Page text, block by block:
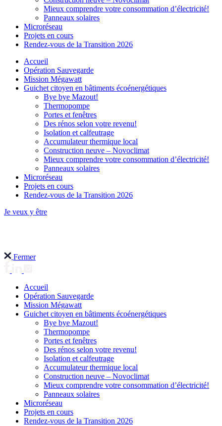
Mieux comprendre votre consommation d’électricité!
Panneaux solaires
Microréseau
Projets en cours
Rendez-vous de la Transition 2026
Accueil
Opération Sauvegarde
Mission Mégawatt
Guichet citoyen en bâtiments écoénergétiques
Bye bye Mazout!
Thermopompe
Portes et fenêtres
Des rénos selon votre revenu!
Isolation et calfeutrage
Accumulateur thermique local
Construction neuve – Novoclimat
Mieux comprendre votre consommation d’électricité!
Panneaux solaires
Microréseau
Projets en cours
Rendez-vous de la Transition 2026
Je veux y être
Fermer
Accueil
Opération Sauvegarde
Mission Mégawatt
Guichet citoyen en bâtiments écoénergétiques
Bye bye Mazout!
Thermopompe
Portes et fenêtres
Des rénos selon votre revenu!
Isolation et calfeutrage
Accumulateur thermique local
Construction neuve – Novoclimat
Mieux comprendre votre consommation d’électricité!
Panneaux solaires
Microréseau
Projets en cours
Rendez-vous de la Transition 2026